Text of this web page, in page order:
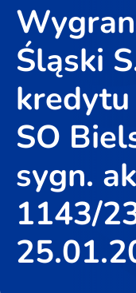
Śląski
SO
sygn.
1143/